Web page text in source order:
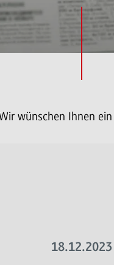
wünschen Ihnen
18.12.2023